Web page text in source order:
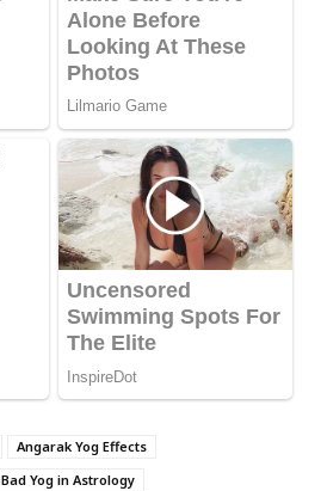
Angarak Yog Effects
Bad Yog in Astrology